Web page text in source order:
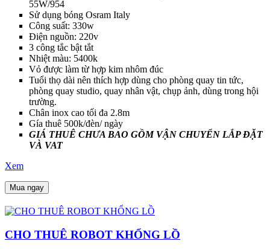
55W/954
Sử dụng bóng Osram Italy
Công suất: 330w
Điện nguồn: 220v
3 công tắc bật tắt
Nhiệt màu: 5400k
Vỏ được làm từ hợp kim nhôm đúc
Tuổi thọ dài nên thích hợp dùng cho phòng quay tin tức,
phòng quay studio, quay nhân vật, chụp ảnh, dùng trong hội
trường.
Chân inox cao tối đa 2.8m
Gía thuê 500k/đèn/ ngày
GIÁ THUÊ CHƯA BAO GỒM VẬN CHUYỂN LẮP ĐẶT
VÀ VAT
Xem
Mua ngay
CHO THUÊ ROBOT KHỔNG LỒ